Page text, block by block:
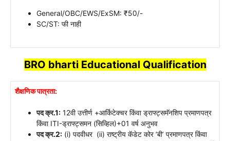
General/OBC/EWS/ExSM: ₹50/-
SC/ST: फी नाही
BRO bharti Educational Qualification
शैक्षणिक पात्रता:
पद क्र.1: 12वी उत्तीर्ण +आर्किटेक्चर किंवा ड्राफ्ट्समॅनशिप प्रमाणपत्र
किंवा ITI-ड्राफ्ट्समन (सिव्हिल)+01 वर्ष अनुभव
पद क्र.2: (i) पदवीधर (ii) राष्ट्रीय कॅडेट कोर ‘बी’ प्रमाणपत्र किंवा